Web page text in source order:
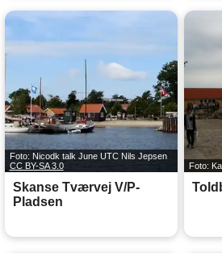
Foto: Nicodk talk June UTC Nils Jepsen
CC BY-SA 3.0
Skanse Tværvej V/P-
Pladsen
Foto: